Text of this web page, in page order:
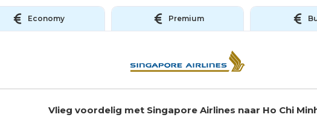
Economy Premium
Vlieg voordelig met Singapore Airlines naar Ho Chi